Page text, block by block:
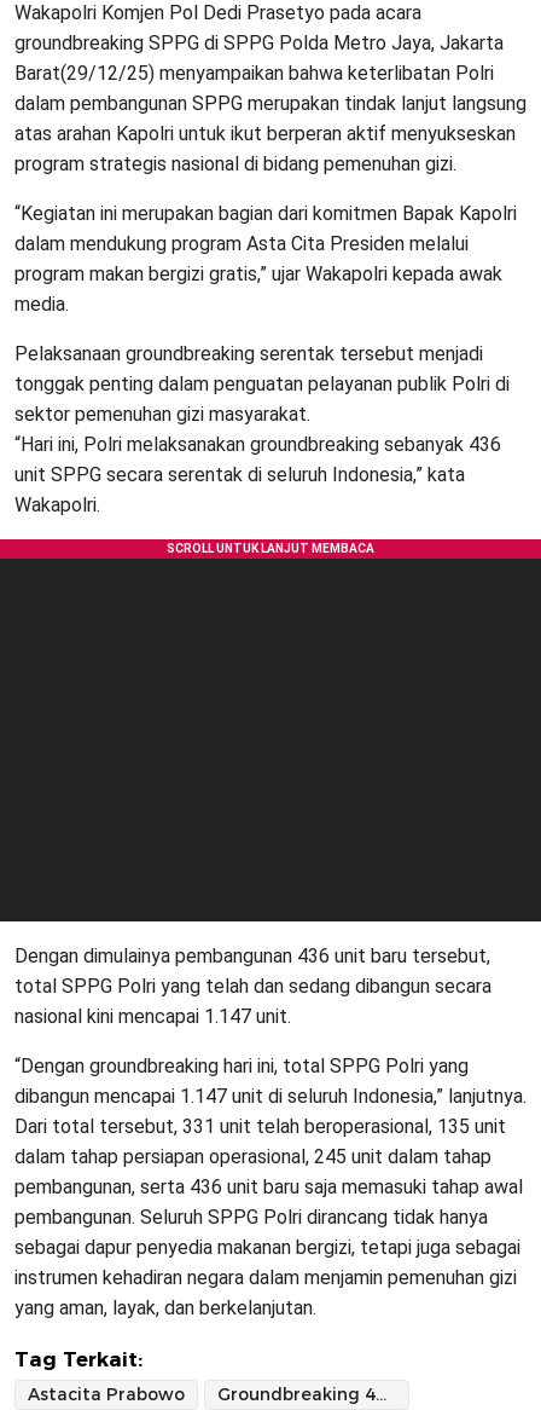
Wakapolri Komjen Pol Dedi Prasetyo pada acara
groundbreaking SPPG di SPPG Polda Metro Jaya, Jakarta
Barat(29/12/25) menyampaikan bahwa keterlibatan Polri
dalam pembangunan SPPG merupakan tindak lanjut langsung
atas arahan Kapolri untuk ikut berperan aktif menyukseskan
program strategis nasional di bidang pemenuhan gizi.
“Kegiatan ini merupakan bagian dari komitmen Bapak Kapolri
dalam mendukung program Asta Cita Presiden melalui
program makan bergizi gratis,” ujar Wakapolri kepada awak
media.
Pelaksanaan groundbreaking serentak tersebut menjadi
tonggak penting dalam penguatan pelayanan publik Polri di
sektor pemenuhan gizi masyarakat.
“Hari ini, Polri melaksanakan groundbreaking sebanyak 436
unit SPPG secara serentak di seluruh Indonesia,” kata
Wakapolri.
Dengan dimulainya pembangunan 436 unit baru tersebut,
total SPPG Polri yang telah dan sedang dibangun secara
nasional kini mencapai 1.147 unit.
“Dengan groundbreaking hari ini, total SPPG Polri yang
dibangun mencapai 1.147 unit di seluruh Indonesia,” lanjutnya.
Dari total tersebut, 331 unit telah beroperasional, 135 unit
dalam tahap persiapan operasional, 245 unit dalam tahap
pembangunan, serta 436 unit baru saja memasuki tahap awal
pembangunan. Seluruh SPPG Polri dirancang tidak hanya
sebagai dapur penyedia makanan bergizi, tetapi juga sebagai
instrumen kehadiran negara dalam menjamin pemenuhan gizi
yang aman, layak, dan berkelanjutan.
Tag Terkait:
Astacita Prabowo Groundbreaking 436 SPPG Serentak